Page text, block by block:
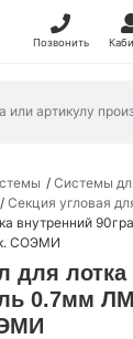
Позвонить
Системы
Секция угловая
внутренний
СОЭМИ
для
0.7мм